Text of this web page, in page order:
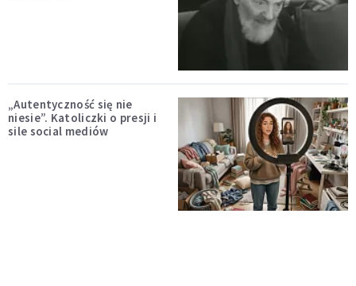
„Autentyczność się nie
niesie”. Katoliczki o presji i
sile social mediów